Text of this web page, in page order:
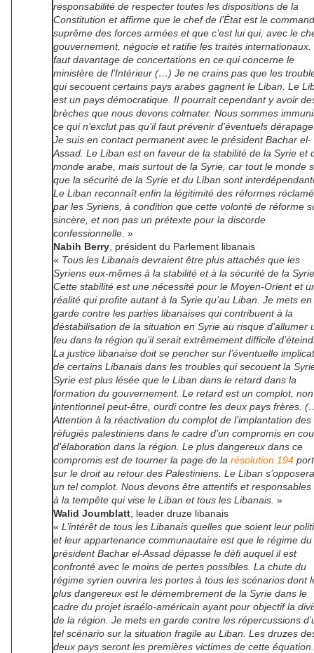
responsabilité de respecter toutes les dispositions de la
Constitution et affirme que le chef de l’État est le
suprême des forces armées et que c’est lui qui, avec le
gouvernement, négocie et ratifie les traités internationaux.
faut davantage de concertations en ce qui concerne le
ministère de l’Intérieur (…) Je ne crains pas que les
qui secouent certains pays arabes gagnent le Liban. Le
est un pays démocratique. Il pourrait cependant y avoir
brèches que nous devons colmater. Nous sommes
ce qui n’exclut pas qu’il faut prévenir d’éventuels
Je suis en contact permanent avec le président Bachar el-
Assad. Le Liban est en faveur de la stabilité de la Syrie et
monde arabe, mais surtout de la Syrie, car tout le monde
que la sécurité de la Syrie et du Liban sont
Le Liban reconnaît enfin la légitimité des réformes
par les Syriens, à condition que cette volonté de réforme
sincère, et non pas un prétexte pour la discorde
confessionnelle . »
Nabih Berry , président du Parlement libanais
« Tous les Libanais devraient être plus attachés que les
Syriens eux-mêmes à la stabilité et à la sécurité de la
Cette stabilité est une nécessité pour le Moyen-Orient et
réalité qui profite autant à la Syrie qu’au Liban. Je mets en
garde contre les parties libanaises qui contribuent à la
déstabilisation de la situation en Syrie au risque d’allumer
feu dans la région qu’il serait extrêmement difficile
La justice libanaise doit se pencher sur l’éventuelle
de certains Libanais dans les troubles qui secouent la
Syrie est plus lésée que le Liban dans le retard dans la
formation du gouvernement. Le retard est un complot, non
intentionnel peut-être, ourdi contre les deux pays frères.
Attention à la réactivation du complot de l’implantation des
réfugiés palestiniens dans le cadre d’un compromis en
d’élaboration dans la région. Le plus dangereux dans ce
compromis est de tourner la page de la résolution 194
sur le droit au retour des Palestiniens. Le Liban
un tel complot. Nous devons être attentifs et responsables
à la tempête qui vise le Liban et tous les Libanais . »
Walid Joumblatt , leader druze libanais
« L’intérêt de tous les Libanais quelles que soient leur
et leur appartenance communautaire est que le régime du
président Bachar el-Assad dépasse le défi auquel il est
confronté avec le moins de pertes possibles. La chute du
régime syrien ouvrira les portes à tous les scénarios dont
plus dangereux est le démembrement de la Syrie dans le
cadre du projet israélo-américain ayant pour objectif la
de la région. Je mets en garde contre les répercussions
tel scénario sur la situation fragile au Liban. Les druzes
deux pays seront les premières victimes de cette